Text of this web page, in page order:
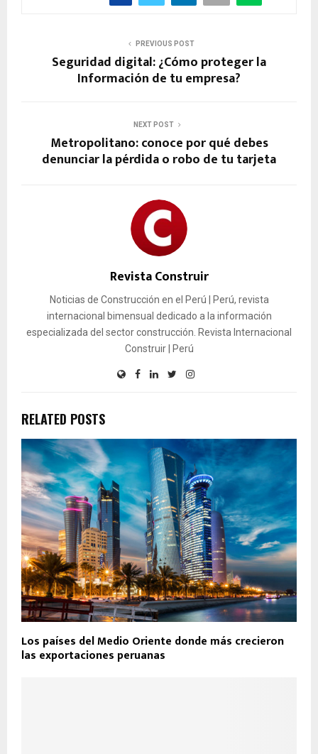
PREVIOUS POST
Seguridad digital: ¿Cómo proteger la
Información de tu empresa?
NEXT POST
Metropolitano: conoce por qué debes
denunciar la pérdida o robo de tu tarjeta
Revista Construir
Noticias de Construcción en el Perú | Perú, revista
internacional bimensual dedicado a la información
especializada del sector construcción. Revista Internacional
Construir | Perú
RELATED POSTS
Los países del Medio Oriente donde más crecieron
las exportaciones peruanas